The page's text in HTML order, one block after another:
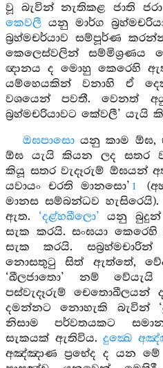
වූ බැවින් නැතිකළ ජාති
කෙවලී යනු මාර්ග
බ්‍රහ්මචර්යාව සම්පූර්ණ
කෙලෙස්වලින් සම්මිශ්‍රණය
ඥානය ද මොහු කෙරෙහි
යම්හෙයකින් වනාහි ඒ
වශයෙන් පවතී. වෙනත්
බ්‍රහ්මචරියාවට කේවලී’ යැයි
ඔඝපාසොයනු කාම ඕඝ,
ඕඝ යැයි කියන ලද සතර
කියූ සතර වැදෑරුම් ඕඝයන්
යවායං චරති මානසො’ 1
මානස සම්බන්ධව හැසිරෙයි).
ඇත. ‘දළ්හඛීලො’ යනු බුදුන්
සැක කරයි. සංඝයා කෙරෙහි
සැක කරයි.
නොසතුටු සිත් ඇත්තේ,
‘ඛීලජාතො’ නම්
පස්වැදෑරුම් චෙතොඛීලයන්
දමන්නට නොහැකි බැවින්
නිසාම පර්වතයකට
සැකයක් ඇතිවිය. දුක්‍ඛෙ
අඤ්ඤාණ ප්‍රභේද ද යන